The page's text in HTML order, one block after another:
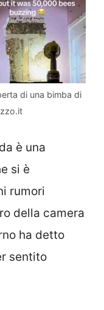
di una bimba di
è una
si è
rumori
della camera
ha detto
sentito